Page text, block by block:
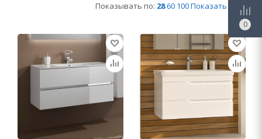
Показывать по: 28 60 100Показать все
0